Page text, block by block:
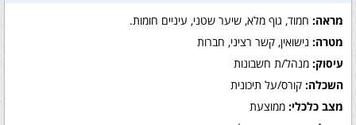
מראה: חמוד, גוף מלא, שיער שטני, עיניים חומות.
מטרה: נישואין, קשר רציני, חברות
עיסוק: מנהל/ת חשבונות
השכלה: קורס/על תיכונית
מצב כלכלי: ממוצעת